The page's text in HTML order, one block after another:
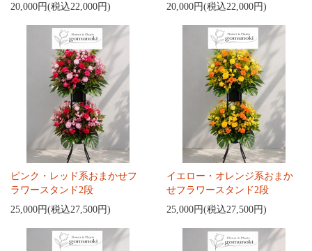
20,000円(税込22,000円)
20,000円(税込22,000円)
ピンク・レッド系おまかせフ
ラワースタンド2段
25,000円(税込27,500円)
イエロー・オレンジ系おまか
せフラワースタンド2段
25,000円(税込27,500円)